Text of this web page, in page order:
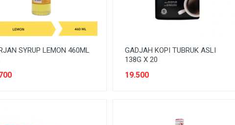
SYRUP LEMON 460ML
GADJAH KOPI TUBRUK ASLI
138G X 20
19.500